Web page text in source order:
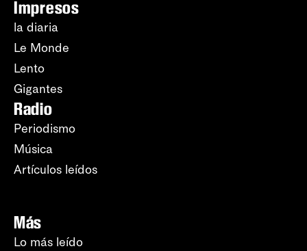
Impresos
la diaria
Le Monde
Lento
Gigantes
Radio
Periodismo
Música
Artículos leídos
Más
Lo más leído